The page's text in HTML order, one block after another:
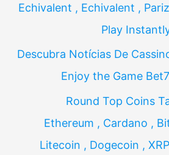
Echivalent , Echivalent ,
Play
Descubra Notícias De
Enjoy the Game
Round Top Coins
Ethereum , Cardano ,
Litecoin , Dogecoin ,